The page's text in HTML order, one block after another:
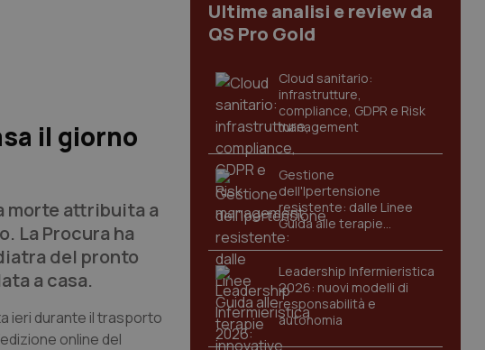
il giorno
morte attribuita a
La Procura ha
del pronto
a casa.
ieri durante il trasporto
online del
Ultime analisi e review da
QS Pro Gold
Cloud sanitario:
infrastrutture,
compliance, GDPR e Risk
management
Gestione
dell'Ipertensione
resistente: dalle Linee
Guida alle terapie
innovative
Leadership Infermieristica
2026: nuovi modelli di
responsabilità e
autonomia